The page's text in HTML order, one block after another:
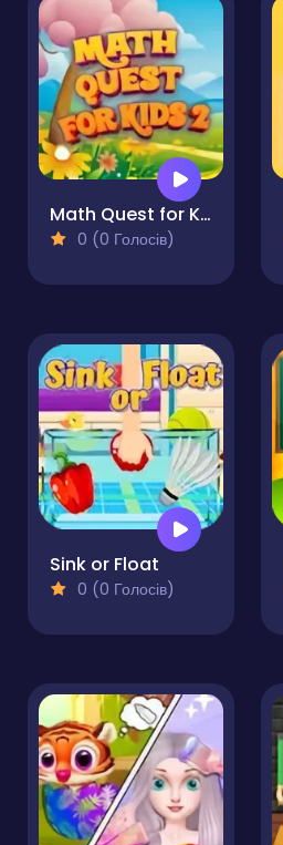
Math Quest for Kids 2
0 (0 Голосів)
Sink or Float
0 (0 Голосів)